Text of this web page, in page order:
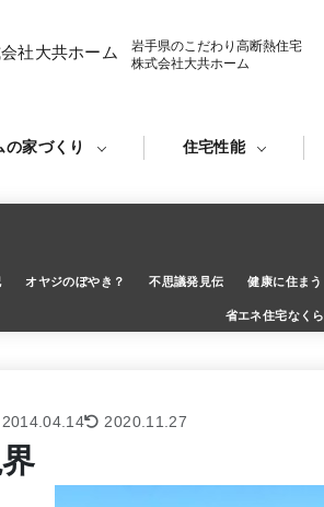
社大共ホーム
岩手県のこだわり高断熱住宅
株式会社大共ホーム
の家づくり 住宅性能
オヤジのぼやき？ 不思議発見伝 健康に住まう
省エネ住宅なく
2014.04.14 2020.11.27